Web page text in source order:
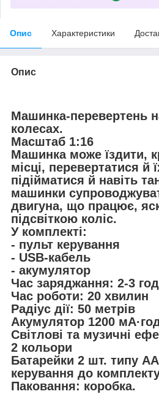
Опис Характеристики
Опис
Машинка-перевертень
колесах.
Масштаб 1:16
Машинка може їздити,
місці, перевертатися й
підійматися й навіть
машинки
двигуна, що працює,
підсвіткою коліс.
У комплекті:
- пульт керування
- USB-кабель
- акумулятор
Час заряджання: 2-3
Час роботи: 20 хвилин
Радіус дії: 50 метрів
Акумулятор 1200
Світлові та музичні
2 кольори
Батарейки 2 шт. типу
керування до
Паковання: коробка.